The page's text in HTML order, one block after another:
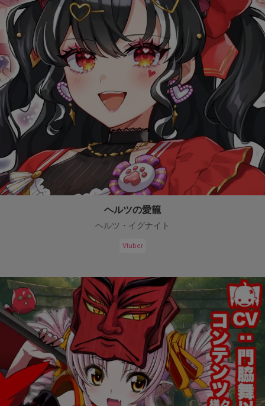
ヘルツの愛籠
ヘルツ・イグナイト
Vtuber